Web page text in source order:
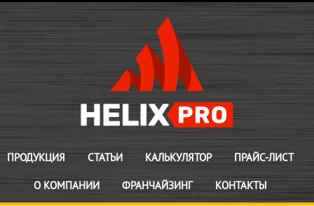
ПРОДУКЦИЯ СТАТЬИ КАЛЬКУЛЯТОР ПРАЙС-ЛИСТ
О КОМПАНИИ ФРАНЧАЙЗИНГ КОНТАКТЫ